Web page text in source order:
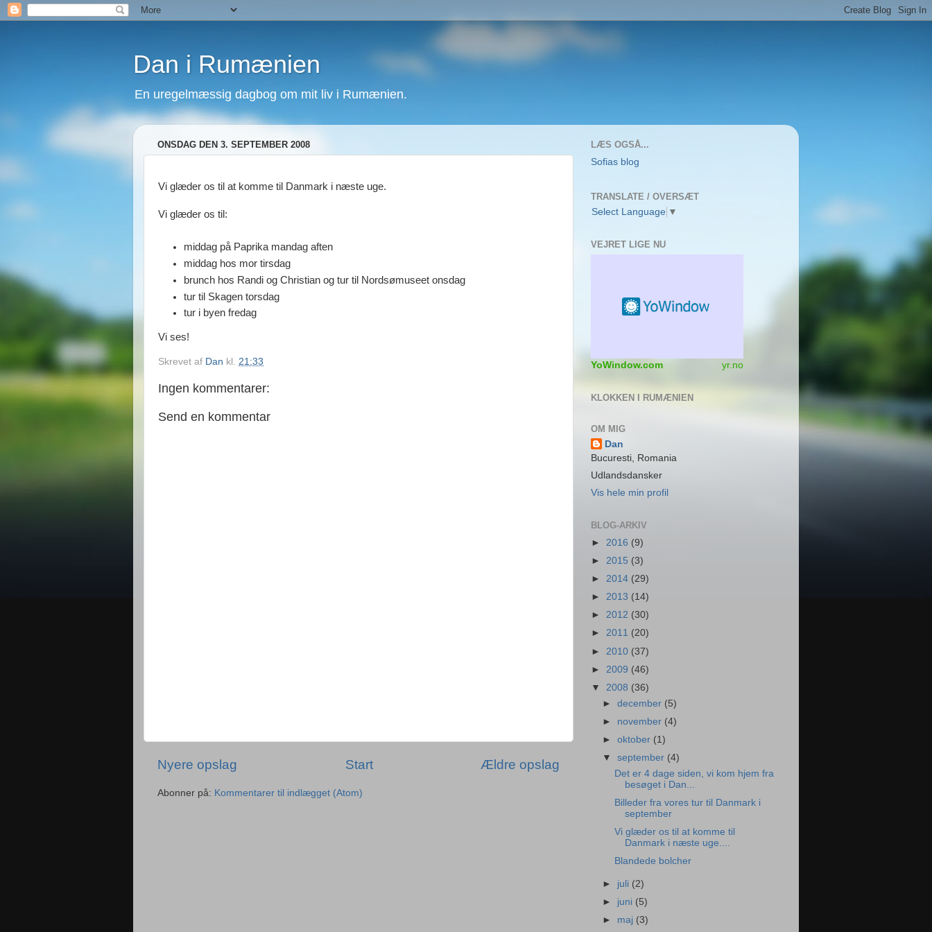
Dan i Rumænien
En uregelmæssig dagbog om mit liv i Rumænien.
ONSDAG DEN 3. SEPTEMBER 2008
Vi glæder os til at komme til Danmark i næste uge.
Vi glæder os til:
middag på Paprika mandag aften
middag hos mor tirsdag
brunch hos Randi og Christian og tur til Nordsømuseet onsdag
tur til Skagen torsdag
tur i byen fredag
Vi ses!
Skrevet af Dan kl. 21:33
Ingen kommentarer:
Send en kommentar
Nyere opslag Ældre opslag
Start
Abonner på: Kommentarer til indlægget (Atom)
LÆS OGSÅ...
Sofias blog
TRANSLATE / OVERSÆT
Select Language ▼
VEJRET LIGE NU
YoWindow.com yr.no
KLOKKEN I RUMÆNIEN
OM MIG
Dan
Bucuresti, Romania
Udlandsdansker
Vis hele min profil
BLOG-ARKIV
► 2016 (9)
► 2015 (3)
► 2014 (29)
► 2013 (14)
► 2012 (30)
► 2011 (20)
► 2010 (37)
► 2009 (46)
▼ 2008 (36)
►december (5)
► november (4)
►oktober (1)
▼september (4)
Det er 4 dage siden, vi kom hjem fra
besøget i Dan...
Billeder fra vores tur til Danmark i
september
Vi glæder os til at komme til
Danmark i næste uge....
Blandede bolcher
► juli (2)
► juni (5)
► maj (3)